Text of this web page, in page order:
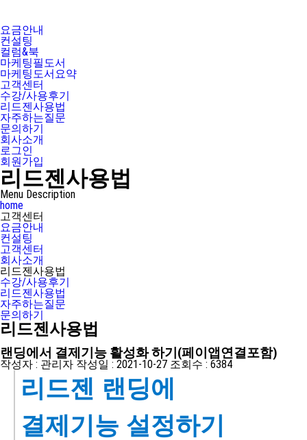
요금안내
컨설팅
컬럼&북
마케팅필도서
마케팅도서요약
고객센터
수강/사용후기
리드젠사용법
자주하는질문
문의하기
회사소개
로그인
회원가입
리드젠사용법
Menu Description
home
고객센터
요금안내
컨설팅
고객센터
회사소개
리드젠사용법
수강/사용후기
리드젠사용법
자주하는질문
문의하기
리드젠사용법
랜딩에서 결제기능 활성화 하기(페이앱연결포함)
작성자 : 관리자 작성일 : 2021-10-27 조회수 : 6384
리드젠 랜딩에
결제기능 설정하기